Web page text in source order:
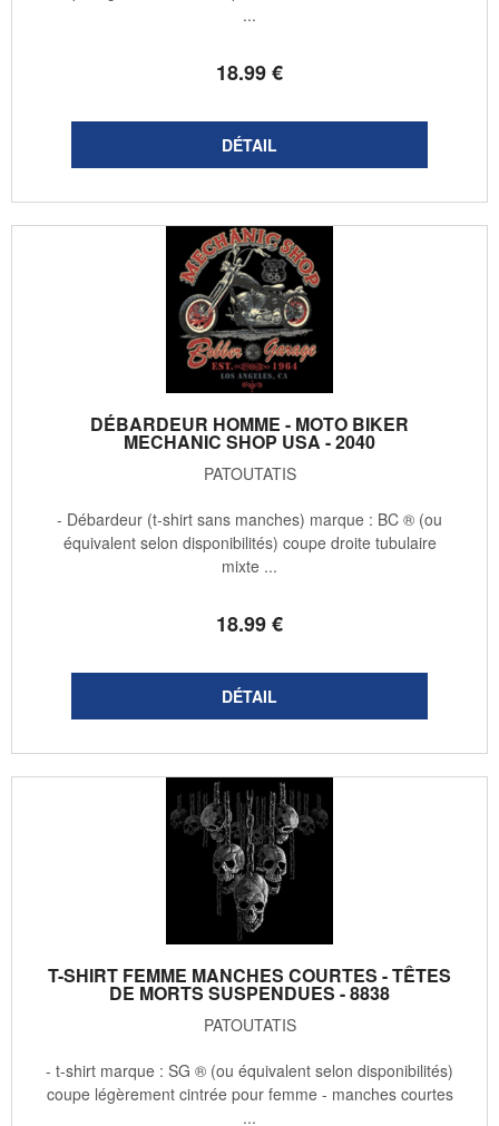
18.99€
...
DÉBARDEUR HOMME - MOTO BIKER
MECHANIC SHOP USA - 2040
PATOUTATIS
18.99€
- Débardeur (t-shirt sans manches) marque : BC ® (ou
équivalent selon disponibilités) coupe droite tubulaire
mixte ...
T-SHIRT FEMME MANCHES COURTES - TÊTES
DE MORTS SUSPENDUES - 8838
PATOUTATIS
- t-shirt marque : SG ® (ou équivalent selon disponibilités)
coupe légèrement cintrée pour femme - manches courtes
...